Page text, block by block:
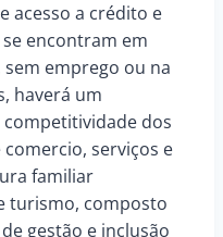
acesso a crédito e
encontram em
emprego ou na
haverá um
dos
serviços e
familiar
turismo, composto
gestão e inclusão